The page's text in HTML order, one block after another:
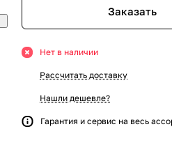
Заказать
Нет в наличии
Рассчитать доставку
Нашли дешевле?
Гарантия и сервис на весь